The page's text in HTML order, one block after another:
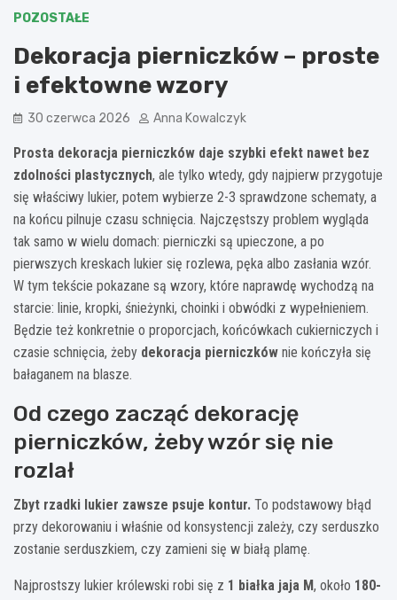
POZOSTAŁE
Dekoracja pierniczków – proste
i efektowne wzory
30 czerwca 2026 Anna Kowalczyk
Prosta dekoracja pierniczków daje szybki efekt nawet bez
zdolności plastycznych, ale tylko wtedy, gdy najpierw przygotuje
się właściwy lukier, potem wybierze 2-3 sprawdzone schematy, a
na końcu pilnuje czasu schnięcia. Najczęstszy problem wygląda
tak samo w wielu domach: pierniczki są upieczone, a po
pierwszych kreskach lukier się rozlewa, pęka albo zasłania wzór.
W tym tekście pokazane są wzory, które naprawdę wychodzą na
starcie: linie, kropki, śnieżynki, choinki i obwódki z wypełnieniem.
Będzie też konkretnie o proporcjach, końcówkach cukierniczych i
czasie schnięcia, żeby dekoracja pierniczków nie kończyła się
bałaganem na blasze.
Od czego zacząć dekorację
pierniczków, żeby wzór się nie
rozlał
Zbyt rzadki lukier zawsze psuje kontur. To podstawowy błąd
przy dekorowaniu i właśnie od konsystencji zależy, czy serduszko
zostanie serduszkiem, czy zamieni się w białą plamę.
Najprostszy lukier królewski robi się z 1 białka jaja M, około 180-